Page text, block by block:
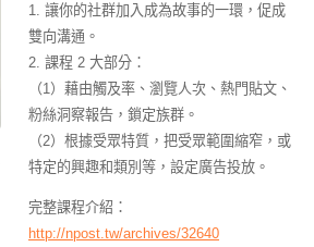
1. 讓你的社群加入成為故事的一環，促成
雙向溝通。
2. 課程 2 大部分：
（1）藉由觸及率、瀏覽人次、熱門貼文、
粉絲洞察報告，鎖定族群。
（2）根據受眾特質，把受眾範圍縮窄，或
特定的興趣和類別等，設定廣告投放。
完整課程介紹：
http://npost.tw/archives/32640